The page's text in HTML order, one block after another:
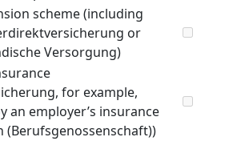
scheme (including
or
Versorgung)
for example,
an employer’s insurance
(Berufsgenossenschaft))